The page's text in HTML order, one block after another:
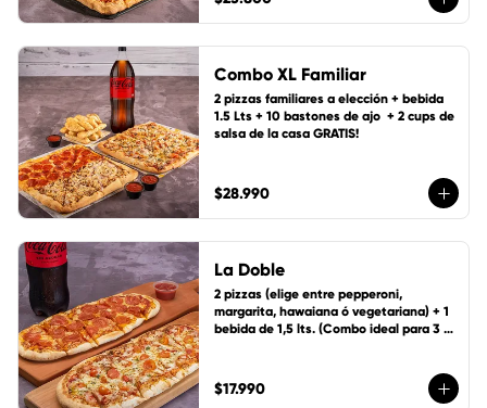
Combo XL Familiar
2 pizzas familiares a elección + bebida
1.5 Lts + 10 bastones de ajo  + 2 cups de
salsa de la casa GRATIS!
$28.990
La Doble
2 pizzas (elige entre pepperoni,
margarita, hawaiana ó vegetariana) + 1
bebida de 1,5 lts. (Combo ideal para 3
$17.990